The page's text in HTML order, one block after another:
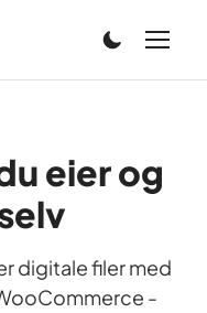
eier og
digitale filer med
-